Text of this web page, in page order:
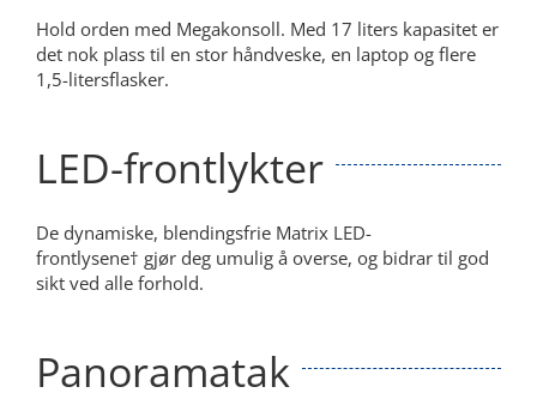
Hold orden med Megakonsoll. Med 17 liters kapasitet er
det nok plass til en stor håndveske, en laptop og flere
1,5-litersflasker.
LED-frontlykter
De dynamiske, blendingsfrie Matrix LED-
frontlysene† gjør deg umulig å overse, og bidrar til god
sikt ved alle forhold.
Panoramatak